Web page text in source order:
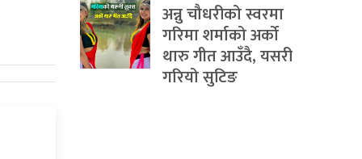
अन्नु चौधरीको स्वरमा
गरिमा शर्माको अर्को
थारु गीत आउँदै, यसरी
गरियो सुटिङ